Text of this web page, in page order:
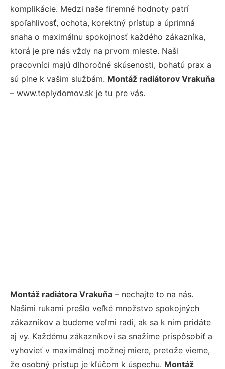
komplikácie. Medzi naše firemné hodnoty patrí
spoľahlivosť, ochota, korektný prístup a úprimná
snaha o maximálnu spokojnosť každého zákazníka,
ktorá je pre nás vždy na prvom mieste. Naši
pracovníci majú dlhoročné skúsenosti, bohatú prax a
sú plne k vašim službám. Montáž radiátorov Vrakuňa
– www.teplydomov.sk je tu pre vás.
Montáž radiátora Vrakuňa – nechajte to na nás.
Našimi rukami prešlo veľké množstvo spokojných
zákazníkov a budeme veľmi radi, ak sa k nim pridáte
aj vy. Každému zákazníkovi sa snažíme prispôsobiť a
vyhovieť v maximálnej možnej miere, pretože vieme,
že osobný prístup je kľúčom k úspechu. Montáž